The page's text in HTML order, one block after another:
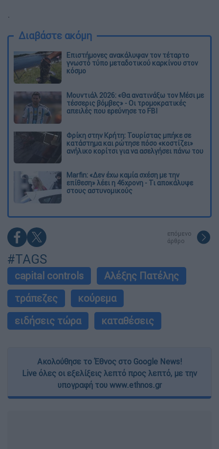
.
Διαβάστε ακόμη
Επιστήμονες ανακάλυψαν τον τέταρτο
γνωστό τύπο μεταδοτικού καρκίνου στον
κόσμο
Μουντιάλ 2026: «Θα ανατινάξω τον Μέσι με
τέσσερις βόμβες» - Οι τρομοκρατικές
απειλές που ερεύνησε το FBI
Φρίκη στην Κρήτη: Τουρίστας μπήκε σε
κατάστημα και ρώτησε πόσο «κοστίζει»
ανήλικο κορίτσι για να ασελγήσει πάνω του
Marfin: «Δεν έχω καμία σχέση με την
επίθεση» λέει η 46χρονη - Τι αποκάλυψε
στους αστυνομικούς
επόμενο
άρθρο
#TAGS
capital controls
Αλέξης Πατέλης
τράπεζες
κούρεμα
ειδήσεις τώρα
καταθέσεις
Ακολούθησε το Έθνος στο Google News!
Live όλες οι εξελίξεις λεπτό προς λεπτό, με την
υπογραφή του www.ethnos.gr